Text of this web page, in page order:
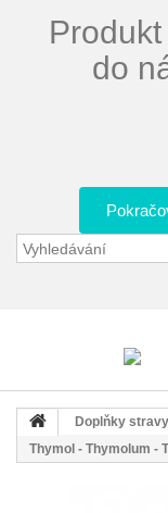
do
Doplňky stravy
Thymol - Thymolum -